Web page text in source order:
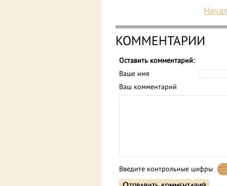
КОММЕНТАРИИ
Оставить комментарий:
Ваше имя
Ваш комментарий
Введите контрольные цифры